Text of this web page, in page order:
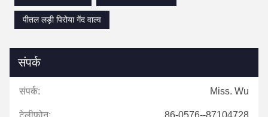
पीतल लड़ी पिरोया गेंद वाल्व
संपर्क
संपर्क: Miss. Wu
टेलीफोन: 86-0576--87104728